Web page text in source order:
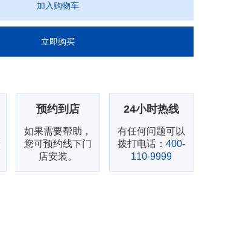
加入购物车
立即购买
预约到店
如果需要帮助，
您可预约线下门
店安装。
24小时热线
有任何问题可以
拨打电话： 400-
110-9999